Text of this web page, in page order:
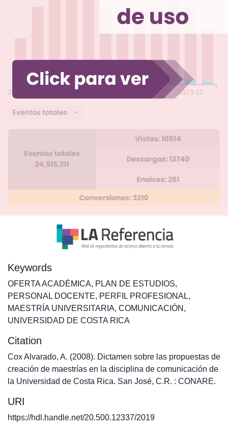
Keywords
OFERTA ACADÉMICA, PLAN DE ESTUDIOS,
PERSONAL DOCENTE, PERFIL PROFESIONAL,
MAESTRÍA UNIVERSITARIA, COMUNICACIÓN ,
UNIVERSIDAD DE COSTA RICA
Citation
Cox Alvarado, A. (2008). Dictamen sobre las propuestas de
creación de maestrías en la disciplina de comunicación de
la Universidad de Costa Rica. San José, C.R. : CONARE.
URI
https://hdl.handle.net/20.500.12337/2019